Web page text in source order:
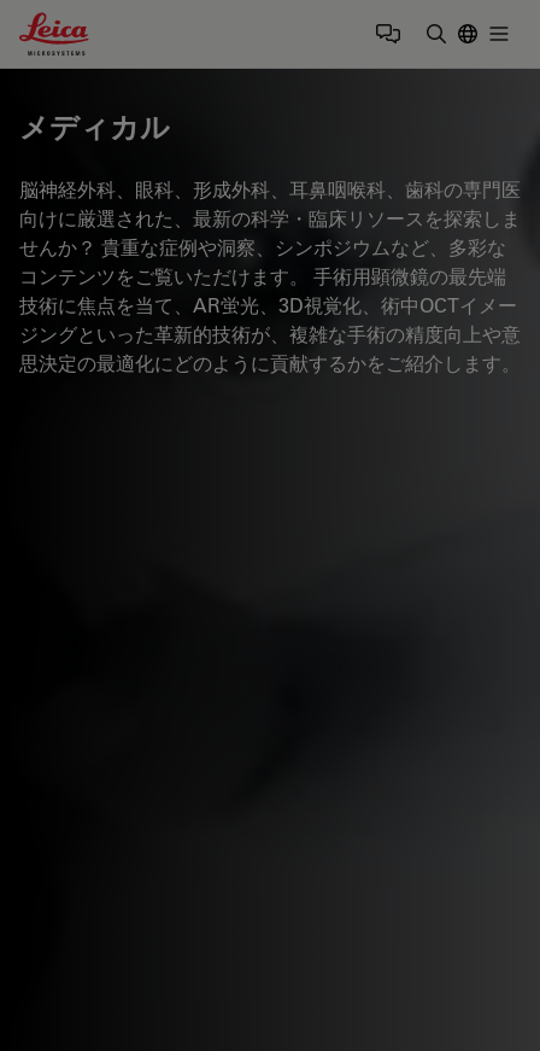
Leica Microsystems Logo
メディカル
脳神経外科、眼科、形成外科、耳鼻咽喉科、歯科の専門医
向けに厳選された、最新の科学・臨床リソースを探索しま
せんか？ 貴重な症例や洞察、シンポジウムなど、多彩な
コンテンツをご覧いただけます。 手術用顕微鏡の最先端
技術に焦点を当て、AR蛍光、3D視覚化、術中OCTイメー
ジングといった革新的技術が、複雑な手術の精度向上や意
思決定の最適化にどのように貢献するかをご紹介します。